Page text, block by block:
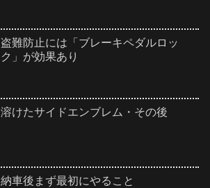
盗難防止には「ブレーキペダルロッ
ク」が効果あり
溶けたサイドエンブレム・その後
納車後まず最初にやること